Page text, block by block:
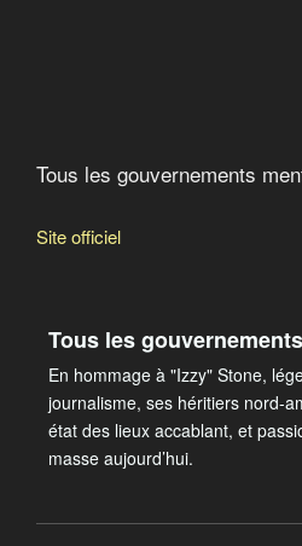
Tous les gouvernements
Site officiel
Tous les
En hommage à "Izzy" Stone,
journalisme, ses héritiers nord-
état des lieux accablant, et
masse aujourd’hui.